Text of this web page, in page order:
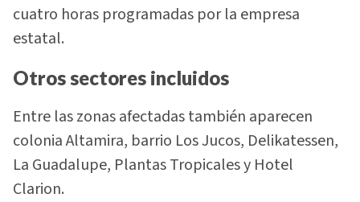
cuatro horas programadas por la empresa
estatal.
Otros sectores incluidos
Entre las zonas afectadas también aparecen
colonia Altamira, barrio Los Jucos, Delikatessen,
La Guadalupe, Plantas Tropicales y Hotel
Clarion.